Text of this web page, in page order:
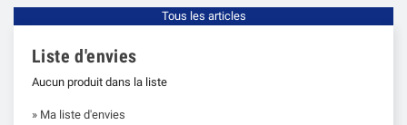
Tous les articles
Liste d'envies
Aucun produit dans la liste
» Ma liste d'envies